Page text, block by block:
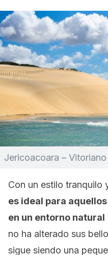
Jericoacoara –
Con un estilo tranquilo
es ideal para
en un entorno natural
no ha alterado sus
sigue siendo una